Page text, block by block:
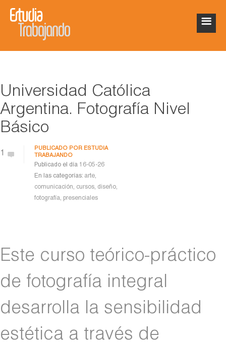
Universidad Católica
Argentina. Fotografía Nivel
Básico
1
PUBLICADO POR ESTUDIA
TRABAJANDO
Publicado el día 16-05-26
En las categorías: arte,
comunicación, cursos, diseño,
fotografía, presenciales
Este curso teórico-práctico
de fotografía integral
desarrolla la sensibilidad
estética a través de